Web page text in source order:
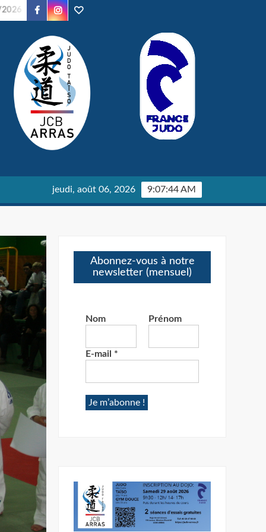
Judo – 24/01/2026
FacebookInstagram
TikTok
9:07:47 AM
jeudi, août 06, 2026
Abonnez-vous à notre
newsletter (mensuel)
Nom Prénom
E-mail *